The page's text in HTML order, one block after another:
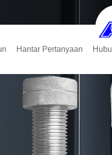
Hantar Pertanyaan